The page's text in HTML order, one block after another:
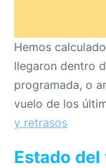
Hemos
llegaron dentro
programada, o
vuelo de los
y retrasos
Estado del